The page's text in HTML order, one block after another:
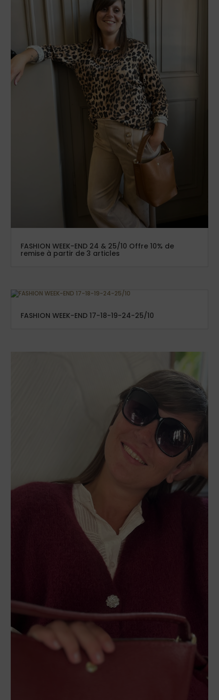
FASHION WEEK-END 24 & 25/10 Offre 10% de
remise à partir de 3 articles
FASHION WEEK-END 17-18-19-24-25/10